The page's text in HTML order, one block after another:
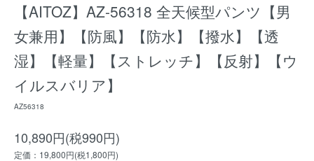
【AITOZ】AZ-56318 全天候型パンツ【男
女兼用】【防風】【防水】【撥水】【透
湿】【軽量】【ストレッチ】【反射】【ウ
イルスバリア】
AZ56318
10,890円(税990円)
定価：19,800円(税1,800円)